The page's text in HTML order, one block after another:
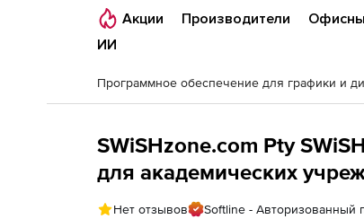
Акции Производители
ИИ
Программное обеспечение для графики и
SWiSHzone.com Pty
для академических
Нет отзывов
Softline - Авторизованный